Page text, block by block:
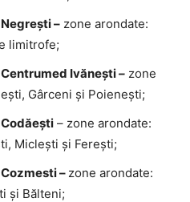
– zone arondate:
limitrofe;
Ivănești– zone
Gârceni și Poienești;
– zone arondate:
Miclești și Ferești;
– zone arondate:
și Bălteni;